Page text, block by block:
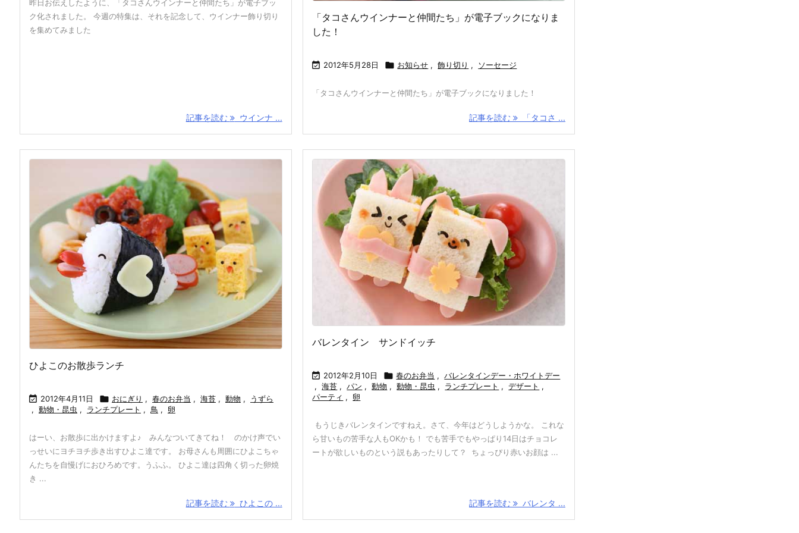
昨日お伝えしたように、「タコさんウインナーと仲間たち」が電子ブッ
ク化されました。 今週の特集は、それを記念して、ウインナー飾り切り
を集めてみました
記事を読む ウインナ ...
「タコさんウインナーと仲間たち」が電子ブックになりま
した！
 2012年5月28日  お知らせ , 飾り切り , ソーセージ
「タコさんウインナーと仲間たち」が電子ブックになりました！
記事を読む 「タコさ ...
ひよこのお散歩ランチ
 2012年4月11日  おにぎり , 春のお弁当 , 海苔 , 動物 ,
うずら
, 動物・昆虫 , ランチプレート , 鳥 , 卵
はーい、お散歩に出かけますよ♪ みんなついてきてね！ のかけ声でい
っせいにヨチヨチ歩き出すひよこ達です。 お母さんも周囲にひよこちゃ
んたちを自慢げにおひろめです。うふふ。 ひよこ達は四角く切った卵焼
き ...
記事を読む ひよこの ...
バレンタイン サンドイッチ
 2012年2月10日  春のお弁当 , バレンタインデー・ホワイトデー
, 海苔 , パン , 動物 , 動物・昆虫 , ランチプレート , デザート ,
パーティ , 卵
もうじきバレンタインですねえ。さて、今年はどうしようかな。 これな
ら甘いもの苦手な人もOKかも！ でも苦手でもやっぱり14日はチョコレ
ートが欲しいものという説もあったりして？ ちょっぴり赤いお顔は ...
記事を読む バレンタ ...